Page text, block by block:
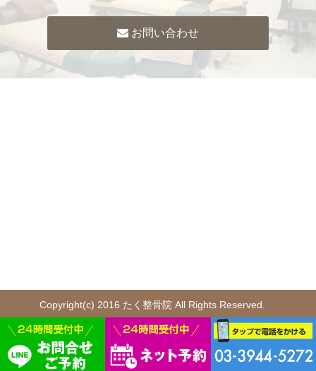
お問い合わせ
Copyright(c) 2016 たく整骨院 All Rights Reserved.